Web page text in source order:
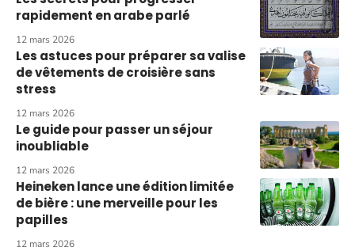
rapidement en arabe parlé
12 mars 2026
Les astuces pour préparer sa valise
de vêtements de croisière sans
stress
12 mars 2026
Le guide pour passer un séjour
inoubliable
12 mars 2026
Heineken lance une édition limitée
de bière : une merveille pour les
papilles
12 mars 2026